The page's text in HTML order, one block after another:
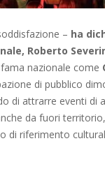
– ha
Roberto
nazionale come
di pubblico
di attrarre eventi di
da fuori
di riferimento